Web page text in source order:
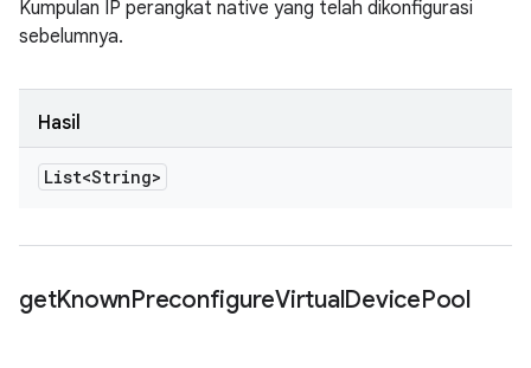
Kumpulan IP perangkat native yang telah dikonfigurasi
sebelumnya.
Hasil
List<String>
getKnownPreconfigureVirtualDevicePool